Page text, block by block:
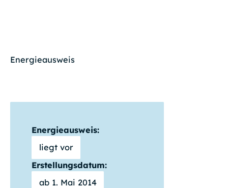
Energieausweis
Energieausweis:
liegt vor
Erstellungsdatum:
ab 1. Mai 2014